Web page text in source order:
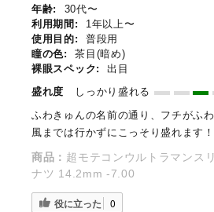
年齢:
30代〜
利用期間:
1年以上〜
使用目的:
普段用
瞳の色:
茶目(暗め)
裸眼スペック:
出目
盛れ度
しっかり盛れる
ふわきゅんの名前の通り、フチがふ
風までは行かずにこっそり盛れます！
商品： 超モテコンウルトラマンス
ナツ 14.2mm -7.00
役に立った 0